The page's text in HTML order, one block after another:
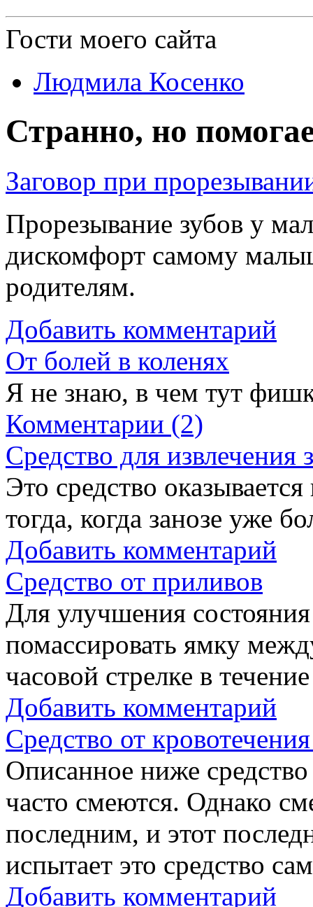
Гости моего сайта
Людмила Косенко
Странно, но
Заговор при
Прорезывание зубов у
дискомфорт самому
родителям.
Добавить комментарий
От болей в коленях
Я не знаю, в чем тут
Комментарии (2)
Средство для извлечения
Это средство
тогда, когда занозе уже
Добавить комментарий
Средство от приливов
Для улучшения
помассировать ямку
часовой стрелке в
Добавить комментарий
Средство от
Описанное ниже
часто смеются. Однако
последним, и этот
испытает это средство
Добавить комментарий